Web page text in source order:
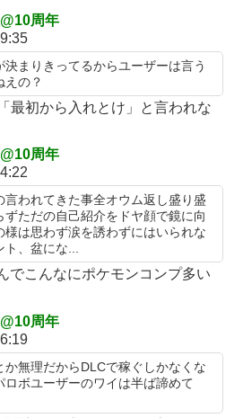
ゃなかった…」 日本を知ってしまった
本家』に失望する事態に
ブレーキ問題の原因が明らかになるも
も立たず
ゲーム画面公開キター！ウルザちゃん
けたシィルもいるぞ！
ガ、逝きそう
」のカプセルトイ、爆誕。自宅や職場
ｗｗｗ
株がえらいことになってるんやが
術の禁書目録2は喰種を超える事を意
、演出・ゲーム性は東京喰種よりも良
・カンター・フリーダムが、2027年
言 一部コーチによるWNBA男性参加
のに、なぜか不倫するドラマが流行る
こ埋め立てないの？
児を押し付けてきた兄嫁！「テレビで
で『Gガンダム』を一気見させた結
を発症して家で大暴れｗｗ
告「文〇砲より遥かに威力は弱いが、
る」
レムさん、ついにキャラ成長率がゲー
・カンター・フリーダムが、2027年
言 一部コーチによるWNBA男性参加
ついに、、、
送機に自爆ドローン接近、見つけた空
能プラスチック爆弾搭載！
」のカプセルトイ、爆誕。自宅や職場
周年
まりきってるからユーザーは言う
えの？
最初から入れとけ」と言われな
周年
われてきた事全オウム返し盛り盛
ずただの自己紹介をドヤ顔で鏡に向
は思わず涙を誘わずにはいられな
ト、盆にな...
でこんなにポケモンコンプ多い
周年
か無理だからDLCで稼ぐしかなくな
ロボユーザーのワイは半ば諦めて